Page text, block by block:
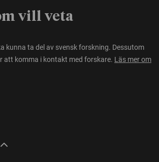
vill veta
kunna ta del av svensk forskning. Dessutom
att komma i kontakt med forskare. Läs mer om